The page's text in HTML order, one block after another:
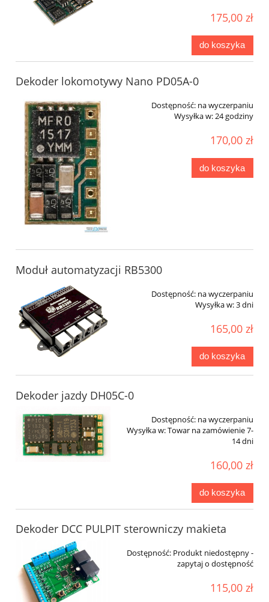
175,00 zł
do koszyka
Dekoder lokomotywy Nano PD05A-0
Dostępność: na wyczerpaniu
Wysyłka w:24 godziny
170,00 zł
do koszyka
Moduł automatyzacji RB5300
Dostępność: na wyczerpaniu
Wysyłka w:3 dni
165,00 zł
do koszyka
Dekoder jazdy DH05C-0
Dostępność: na wyczerpaniu
Wysyłka w:Towar na zamówienie 7-
14 dni
160,00 zł
do koszyka
Dekoder DCC PULPIT sterowniczy makieta
Dostępność: Produkt niedostępny -
zapytaj o dostępność
115,00 zł